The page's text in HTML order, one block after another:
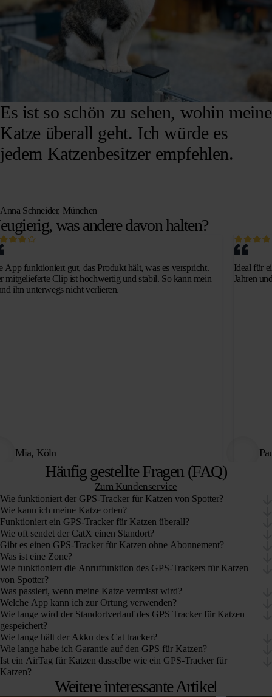
Es ist so schön zu sehen, wohin meine
Katze überall geht. Ich würde es
jedem Katzenbesitzer empfehlen.
Anna Schneider, München
was andere davon halten?
App funktioniert gut, das Produkt hält, was es verspricht.
mitgelieferte Clip ist hochwertig und stabil. So kann mein
ihn unterwegs nicht verlieren.
Mia, Köln
Ideal für
Jahren
Häufig gestellte Fragen (FAQ)
Zum Kundenservice
Wie funktioniert der GPS-Tracker für Katzen von Spotter?
Wie kann ich meine Katze orten?
Funktioniert ein GPS-Tracker für Katzen überall?
Wie oft sendet der CatX einen Standort?
Gibt es einen GPS-Tracker für Katzen ohne Abonnement?
Was ist eine Zone?
Wie funktioniert die Anruffunktion des GPS-Trackers für Katzen
von Spotter?
Was passiert, wenn meine Katze vermisst wird?
Welche App kann ich zur Ortung verwenden?
Wie lange wird der Standortverlauf des GPS Tracker für Katzen
gespeichert?
Wie lange hält der Akku des Cat tracker?
Wie lange habe ich Garantie auf den GPS für Katzen?
Ist ein AirTag für Katzen dasselbe wie ein GPS-Tracker für
Katzen?
Weitere interessante Artikel